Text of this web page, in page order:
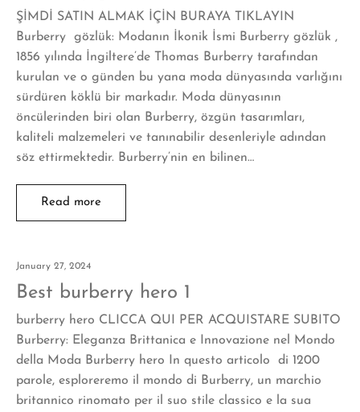
ŞİMDİ SATIN ALMAK İÇİN BURAYA TIKLAYIN
Burberry gözlük: Modanın İkonik İsmi Burberry gözlük ,
1856 yılında İngiltere’de Thomas Burberry tarafından
kurulan ve o günden bu yana moda dünyasında varlığını
sürdüren köklü bir markadır. Moda dünyasının
öncülerinden biri olan Burberry, özgün tasarımları,
kaliteli malzemeleri ve tanınabilir desenleriyle adından
söz ettirmektedir. Burberry’nin en bilinen…
Read more
January 27, 2024
Best burberry hero 1
burberry hero CLICCA QUI PER ACQUISTARE SUBITO
Burberry: Eleganza Brittanica e Innovazione nel Mondo
della Moda Burberry hero In questo articolo di 1200
parole, esploreremo il mondo di Burberry, un marchio
britannico rinomato per il suo stile classico e la sua